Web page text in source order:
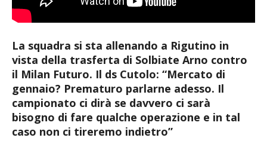
La squadra si sta allenando a Rigutino in
vista della trasferta di Solbiate Arno contro
il Milan Futuro. Il ds Cutolo: “Mercato di
gennaio? Prematuro parlarne adesso. Il
campionato ci dirà se davvero ci sarà
bisogno di fare qualche operazione e in tal
caso non ci tireremo indietro”